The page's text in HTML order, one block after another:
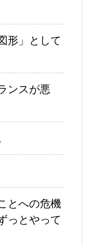
形」として
ンスが悪
とへの危機
っとやって